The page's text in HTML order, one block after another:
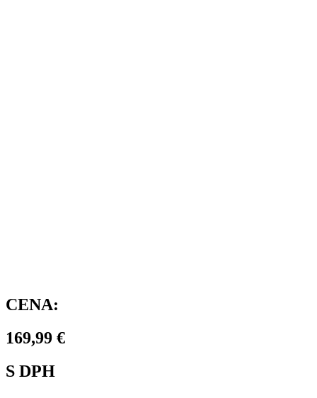
CENA:
169,99 €
S DPH